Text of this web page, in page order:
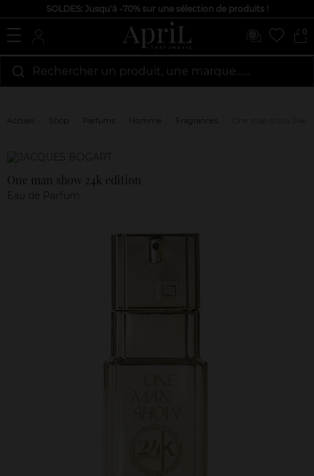
SOLDES: Jusqu'à -70% sur une sélection de produits !
0
Rechercher un produit, une marque…...
Accueil Shop Parfums Homme Fragrances
Marque
One man show 24k edition